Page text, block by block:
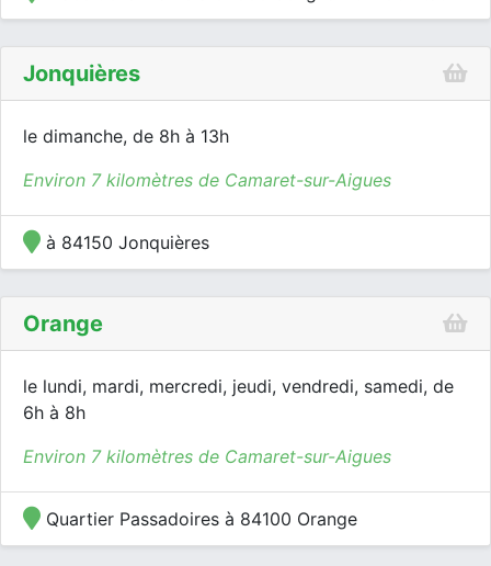
Jonquières
le dimanche, de 8h à 13h
Environ 7 kilomètres de Camaret-sur-Aigues
à 84150 Jonquières
Orange
le lundi, mardi, mercredi, jeudi, vendredi, samedi, de
6h à 8h
Environ 7 kilomètres de Camaret-sur-Aigues
Quartier Passadoires à 84100 Orange